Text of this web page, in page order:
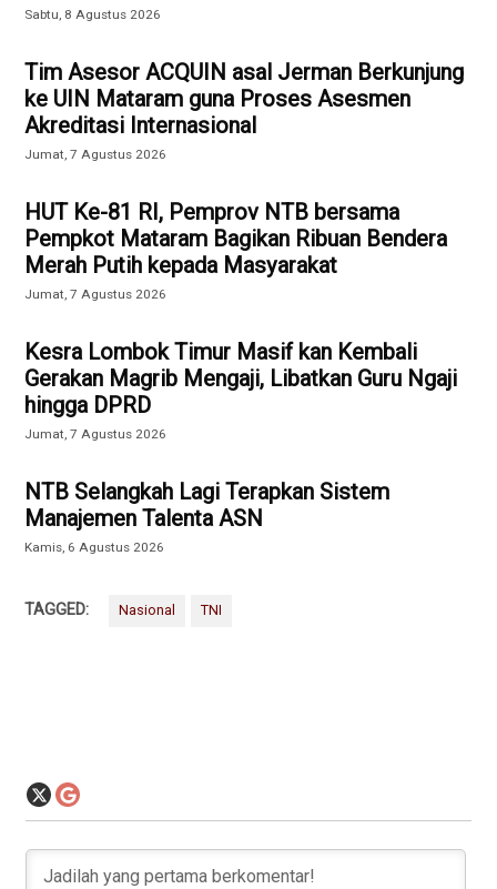
Sabtu, 8 Agustus 2026
Tim Asesor ACQUIN asal Jerman Berkunjung
ke UIN Mataram guna Proses Asesmen
Akreditasi Internasional
Jumat, 7 Agustus 2026
HUT Ke-81 RI, Pemprov NTB bersama
Pempkot Mataram Bagikan Ribuan Bendera
Merah Putih kepada Masyarakat
Jumat, 7 Agustus 2026
Kesra Lombok Timur Masif kan Kembali
Gerakan Magrib Mengaji, Libatkan Guru Ngaji
hingga DPRD
Jumat, 7 Agustus 2026
NTB Selangkah Lagi Terapkan Sistem
Manajemen Talenta ASN
Kamis, 6 Agustus 2026
TAGGED: Nasional TNI